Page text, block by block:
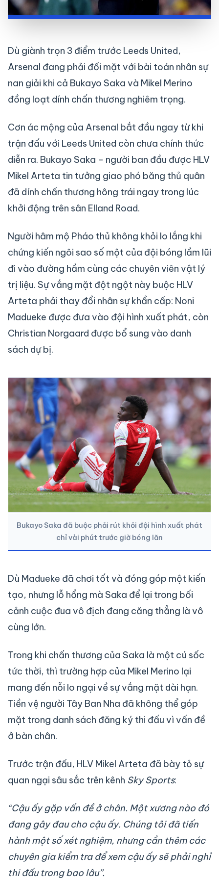
Dù giành trọn 3 điểm trước Leeds United,
Arsenal đang phải đối mặt với bài toán nhân sự
nan giải khi cả Bukayo Saka và Mikel Merino
đồng loạt dính chấn thương nghiêm trọng.
Cơn ác mộng của Arsenal bắt đầu ngay từ khi
trận đấu với Leeds United còn chưa chính thức
diễn ra. Bukayo Saka – người ban đầu được HLV
Mikel Arteta tin tưởng giao phó băng thủ quân
đã dính chấn thương hông trái ngay trong lúc
khởi động trên sân Elland Road.
Người hâm mộ Pháo thủ không khỏi lo lắng khi
chứng kiến ngôi sao số một của đội bóng lầm lũi
đi vào đường hầm cùng các chuyên viên vật lý
trị liệu. Sự vắng mặt đột ngột này buộc HLV
Arteta phải thay đổi nhân sự khẩn cấp: Noni
Madueke được đưa vào đội hình xuất phát, còn
Christian Norgaard được bổ sung vào danh
sách dự bị.
Bukayo Saka đã buộc phải rút khỏi đội hình xuất phát
chỉ vài phút trước giờ bóng lăn
Dù Madueke đã chơi tốt và đóng góp một kiến
tạo, nhưng lỗ hổng mà Saka để lại trong bối
cảnh cuộc đua vô địch đang căng thẳng là vô
cùng lớn.
Trong khi chấn thương của Saka là một cú sốc
tức thời, thì trường hợp của Mikel Merino lại
mang đến nỗi lo ngại về sự vắng mặt dài hạn.
Tiền vệ người Tây Ban Nha đã không thể góp
mặt trong danh sách đăng ký thi đấu vì vấn đề
ở bàn chân.
Trước trận đấu, HLV Mikel Arteta đã bày tỏ sự
quan ngại sâu sắc trên kênh Sky Sports:
“Cậu ấy gặp vấn đề ở chân. Một xương nào đó
đang gây đau cho cậu ấy. Chúng tôi đã tiến
hành một số xét nghiệm, nhưng cần thêm các
chuyên gia kiểm tra để xem cậu ấy sẽ phải nghỉ
thi đấu trong bao lâu”.